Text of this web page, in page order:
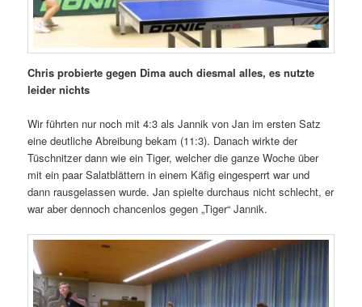
Chris probierte gegen Dima auch diesmal alles, es nutzte
leider nichts
Wir führten nur noch mit 4:3 als Jannik von Jan im ersten Satz
eine deutliche Abreibung bekam (11:3). Danach wirkte der
Tüschnitzer dann wie ein Tiger, welcher die ganze Woche über
mit ein paar Salatblättern in einem Käfig eingesperrt war und
dann rausgelassen wurde. Jan spielte durchaus nicht schlecht, er
war aber dennoch chancenlos gegen „Tiger“ Jannik.